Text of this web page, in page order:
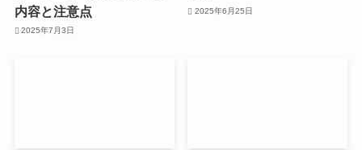
内容と注意点
2025年7月3日
2025年6月25日